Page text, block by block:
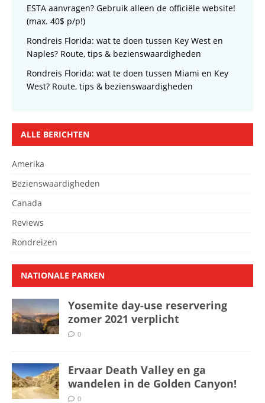
ESTA aanvragen? Gebruik alleen de officiële website!
(max. 40$ p/p!)
Rondreis Florida: wat te doen tussen Key West en
Naples? Route, tips & bezienswaardigheden
Rondreis Florida: wat te doen tussen Miami en Key
West? Route, tips & bezienswaardigheden
ALLE BERICHTEN
Amerika
Bezienswaardigheden
Canada
Reviews
Rondreizen
NATIONALE PARKEN
Yosemite day-use reservering
zomer 2021 verplicht
0
Ervaar Death Valley en ga
wandelen in de Golden Canyon!
0